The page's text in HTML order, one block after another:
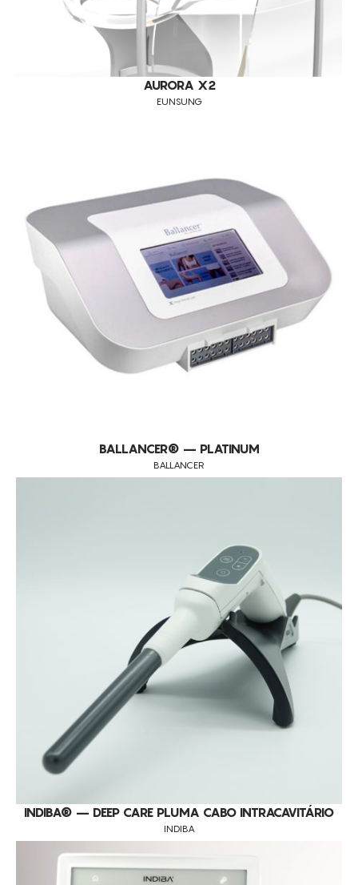
AURORA X2
EUNSUNG
BALLANCER® – PLATINUM
BALLANCER
INDIBA® – DEEP CARE PLUMA CABO INTRACAVITÁRIO
INDIBA